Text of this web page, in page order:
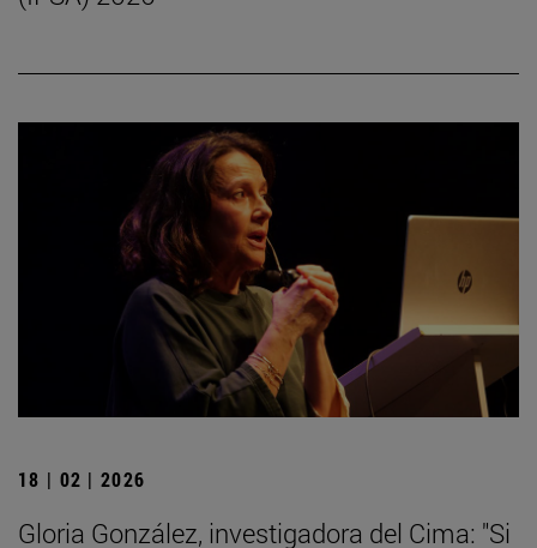
18 | 02 | 2026
Gloria González, investigadora del Cima: "Si